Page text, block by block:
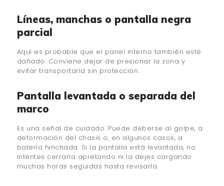
Líneas, manchas o pantalla negra
parcial
Aquí es probable que el panel interno también esté
dañado. Conviene dejar de presionar la zona y
evitar transportarla sin protección.
Pantalla levantada o separada del
marco
Es una señal de cuidado. Puede deberse al golpe, a
deformación del chasis o, en algunos casos, a
batería hinchada. Si la pantalla está levantada, no
intentes cerrarla apretando ni la dejes cargando
muchas horas seguidas hasta revisarla.